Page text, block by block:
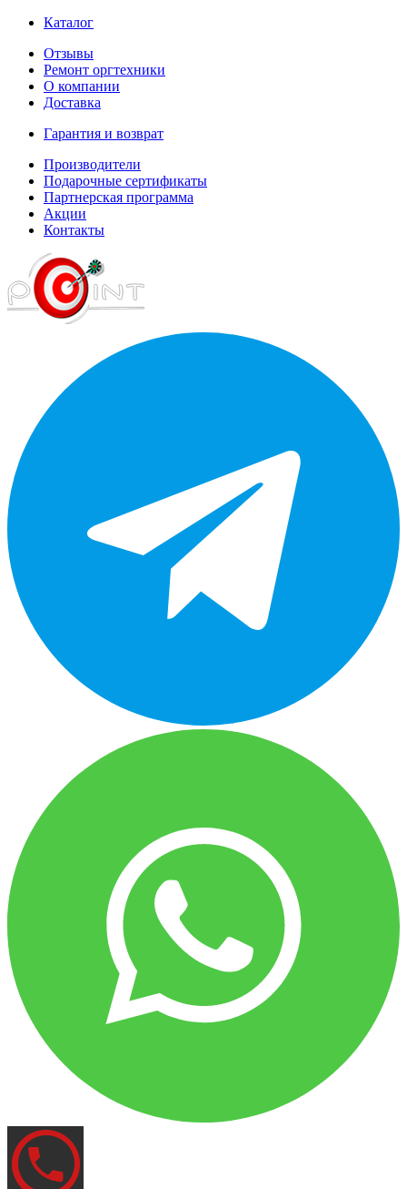
Каталог
Отзывы
Ремонт оргтехники
О компании
Доставка
Гарантия и возврат
Производители
Подарочные сертификаты
Партнерская программа
Акции
Контакты